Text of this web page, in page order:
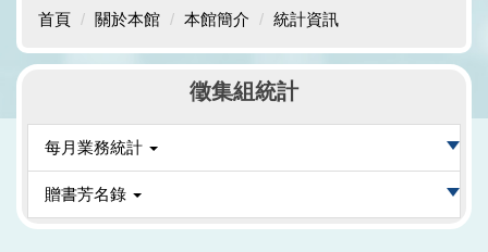
首頁 關於本館 本館簡介 統計資訊
徵集組統計
每月業務統計
贈書芳名錄